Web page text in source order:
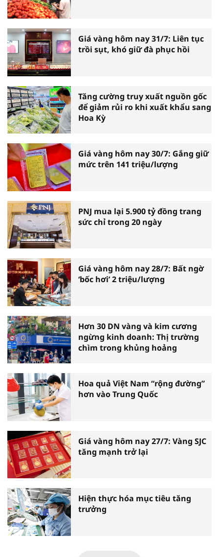
Giá vàng hôm nay 31/7: Liên tục
trồi sụt, khó giữ đà phục hồi
Tăng cường truy xuất nguồn gốc
để giảm rủi ro khi xuất khẩu sang
Hoa Kỳ
Giá vàng hôm nay 30/7: Gắng giữ
mức trên 141 triệu/lượng
PNJ mua lại 5.900 tỷ đồng trang
sức chỉ trong 20 ngày
Giá vàng hôm nay 28/7: Bất ngờ
‘bốc hơi’ 2 triệu/lượng
Hơn 30 DN vàng và kim cương
ngừng kinh doanh: Thị trường
chìm trong khủng hoảng
Hoa quả Việt Nam “rộng đường”
hơn vào Trung Quốc
Giá vàng hôm nay 27/7: Vàng SJC
tăng mạnh trở lại
Hiện thực hóa mục tiêu tăng
trưởng